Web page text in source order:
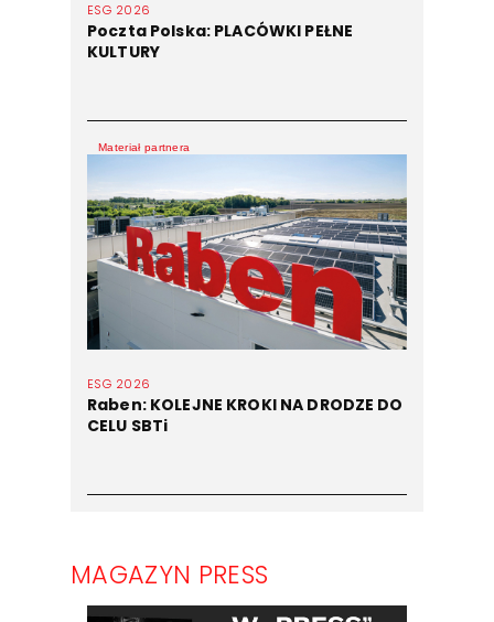
ESG 2026
Poczta Polska: PLACÓWKI PEŁNE
KULTURY
ESG 2026
Raben: KOLEJNE KROKI NA DRODZE DO
CELU SBTi
Materiał partnera
MAGAZYN PRESS